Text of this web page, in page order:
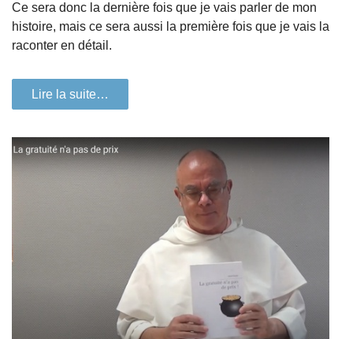
Ce sera donc la dernière fois que je vais parler de mon
histoire, mais ce sera aussi la première fois que je vais la
raconter en détail.
Lire la suite…